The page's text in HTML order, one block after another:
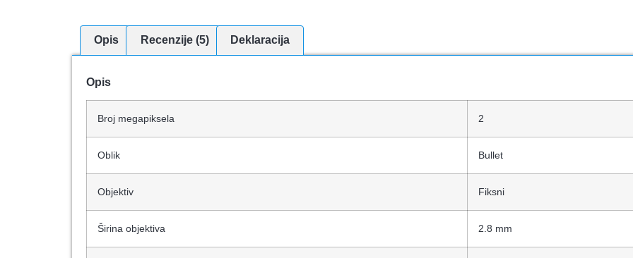
Opis Recenzije (5) Deklaracija
Opis
Broj megapiksela 2
Oblik Bullet
Objektiv Fiksni
Širina objektiva 2.8 mm